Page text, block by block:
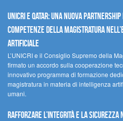
UNICRI e Qatar: una nuova
competenze della magistratura
artificiale
L’UNICRI e il Consiglio Supremo della
firmato un accordo sulla cooperazione
innovativo programma di formazione
magistratura in materia di intelligenza
umani.
Rafforzare l’integrità e la sicurezza